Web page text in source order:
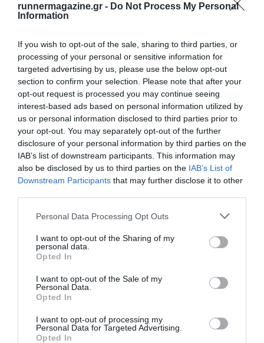
runnermagazine.gr - Do Not Process My Personal
Information
If you wish to opt-out of the sale, sharing to third parties, or
processing of your personal or sensitive information for
targeted advertising by us, please use the below opt-out
section to confirm your selection. Please note that after your
opt-out request is processed you may continue seeing
interest-based ads based on personal information utilized by
us or personal information disclosed to third parties prior to
your opt-out. You may separately opt-out of the further
disclosure of your personal information by third parties on the
IAB’s list of downstream participants. This information may
also be disclosed by us to third parties on the IAB’s List of
Downstream Participants that may further disclose it to other
Personal Data Processing Opt Outs
I want to opt-out of the Sharing of my
personal data.
Opted In
I want to opt-out of the Sale of my
Personal Data.
Opted In
I want to opt-out of processing my
Personal Data for Targeted Advertising.
Opted In
Κέρη Cross country 2023
Δείτε τα αποτελέσματα